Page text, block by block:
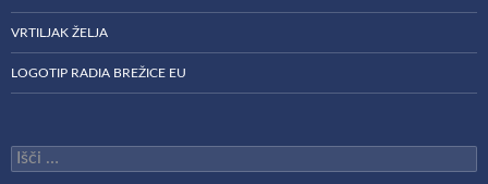
VRTILJAK ŽELJA
LOGOTIP RADIA BREŽICE EU
Išči: